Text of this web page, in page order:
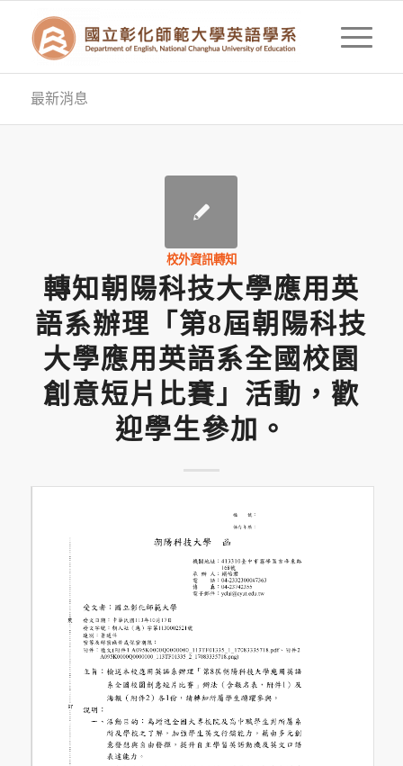
最新消息
校外資訊轉知
轉知朝陽科技大學應用英
語系辦理「第8屆朝陽科技
大學應用英語系全國校園
創意短片比賽」活動，歡
迎學生參加。